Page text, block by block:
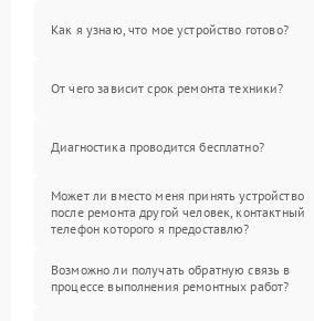
Как я узнаю, что мое устройство готово?
От чего зависит срок ремонта техники?
Диагностика проводится бесплатно?
Может ли вместо меня принять устройство
после ремонта другой человек, контактный
телефон которого я предоставлю?
Возможно ли получать обратную связь в
процессе выполнения ремонтных работ?